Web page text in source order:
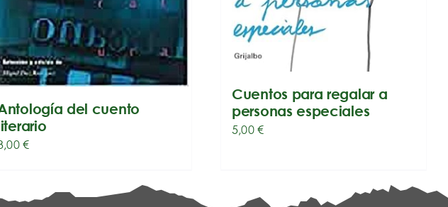
del cuento
€
Cuentos para regalar a
personas especiales
5,00€